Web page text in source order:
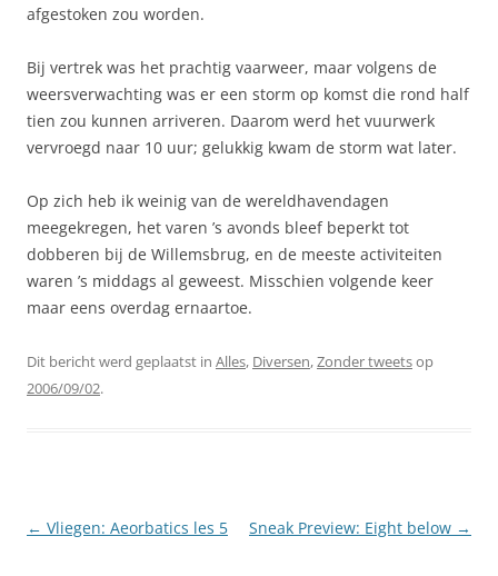
afgestoken zou worden.
Bij vertrek was het prachtig vaarweer, maar volgens de
weersverwachting was er een storm op komst die rond half
tien zou kunnen arriveren. Daarom werd het vuurwerk
vervroegd naar 10 uur; gelukkig kwam de storm wat later.
Op zich heb ik weinig van de wereldhavendagen
meegekregen, het varen ’s avonds bleef beperkt tot
dobberen bij de Willemsbrug, en de meeste activiteiten
waren ’s middags al geweest. Misschien volgende keer
maar eens overdag ernaartoe.
Dit bericht werd geplaatst in Alles, Diversen,Zonder tweetsop
2006/09/02.
Berichtnavigatie
← Vliegen: Aeorbatics les 5 Sneak Preview: Eight below →